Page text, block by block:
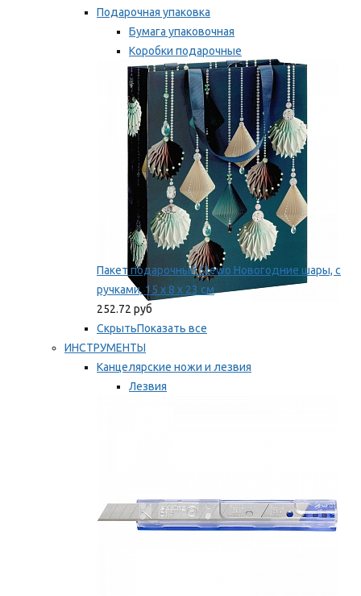
Подарочная упаковка
Бумага упаковочная
Коробки подарочные
Ленты, бобины
Мы рекомендуем
Пакет подарочный Stewo Новогодние шары, с
ручками, 15 х 8 х 23 см
252.72 руб
СкрытьПоказать все
ИНСТРУМЕНТЫ
Канцелярские ножи и лезвия
Лезвия